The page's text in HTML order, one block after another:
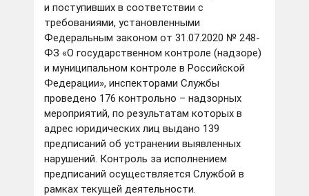
и поступивших в соответствии с
требованиями, установленными
Федеральным законом от 31.07.2020 № 248-
ФЗ «О государственном контроле (надзоре)
и муниципальном контроле в Российской
Федерации», инспекторами Службы
проведено 176 контрольно – надзорных
мероприятий, по результатам которых в
адрес юридических лиц выдано 139
предписаний об устранении выявленных
нарушений. Контроль за исполнением
предписаний осуществляется Службой в
рамках текущей деятельности.